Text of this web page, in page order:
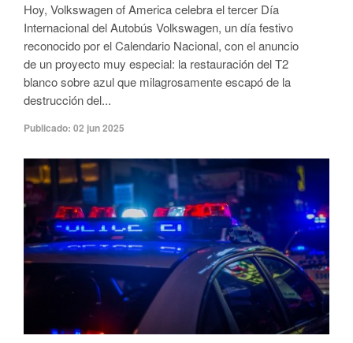
Hoy, Volkswagen of America celebra el tercer Día
Internacional del Autobús Volkswagen, un día festivo
reconocido por el Calendario Nacional, con el anuncio
de un proyecto muy especial: la restauración del T2
blanco sobre azul que milagrosamente escapó de la
destrucción del...
Publicado: 02 jun 2025